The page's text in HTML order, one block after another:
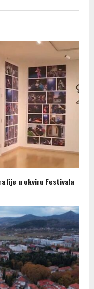
u okviru Festivala